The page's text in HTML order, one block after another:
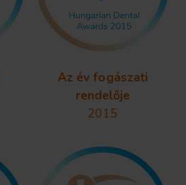
Az év fogászati
rendelője
2015